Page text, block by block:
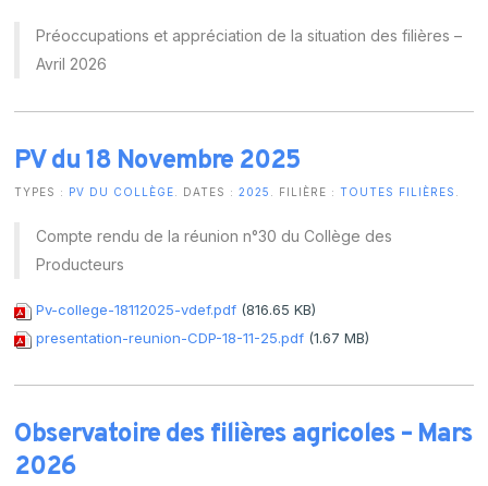
Préoccupations et appréciation de la situation des filières –
Avril 2026
PV du 18 Novembre 2025
TYPES : PV DU COLLÈGE . DATES :2025 . FILIÈRE :TOUTES FILIÈRES
Compte rendu de la réunion n°30 du Collège des
Producteurs
Pv-college-18112025-vdef.pdf (816.65 KB)
presentation-reunion-CDP-18-11-25.pdf (1.67 MB)
Observatoire des filières agricoles – Mars
2026